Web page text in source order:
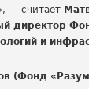
— считает
директор
и
(Фонд